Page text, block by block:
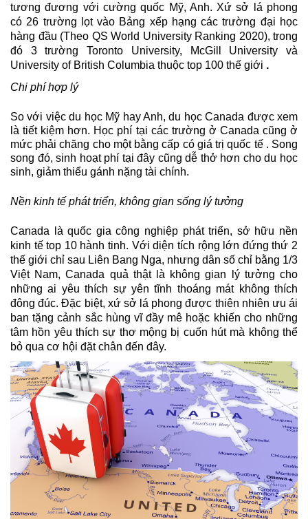
tương đương với cường quốc Mỹ, Anh. Xứ sở lá phong
có 26 trường lọt vào Bảng xếp hạng các trường đại học
hàng đầu (Theo QS World University Ranking 2020), trong
đó 3 trường
Toronto University, McGill University và
University of British Columbia thuộc top 100 thế giới .
Chi phí hợp lý
So với việc du học Mỹ hay Anh, du học Canada được xem
là tiết kiệm hơn. Học phí tại các trường ở Canada cũng ở
mức phải chăng cho một bằng cấp có giá trị quốc tế . Song
song đó, sinh hoạt phí tại đây cũng dễ thở hơn cho du học
sinh, giảm thiểu gánh nặng tài chính.
Nền kinh tế phát triển, không gian sống lý tưởng
Canada là quốc gia công nghiệp phát triển, sở hữu nền
kinh tế top 10 hành tinh. Với diện tích rộng lớn đứng thứ 2
thế giới chỉ sau Liên Bang Nga, nhưng dân số chỉ bằng 1/3
Việt Nam, Canada quả thật là không gian lý tưởng cho
những ai yêu thích sự yên tĩnh thoáng mát không thích
đông đúc. Đặc biệt, xứ sở lá phong được thiên nhiên ưu ái
ban tặng cảnh sắc hùng vĩ đầy mê hoặc khiến cho những
tâm hồn yêu thích sự thơ mộng bị cuốn hút mà không thể
bỏ qua cơ hội đặt chân đến đây.